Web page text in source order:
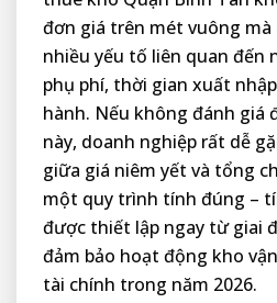
đơn giá trên mét vuông mà
nhiều yếu tố liên quan đến
phụ phí, thời gian xuất
hành. Nếu không đánh giá
này, doanh nghiệp rất dễ
giữa giá niêm yết và tổng
một quy trình tính đúng –
được thiết lập ngay từ giai
đảm bảo hoạt động kho
tài chính trong năm 2026.